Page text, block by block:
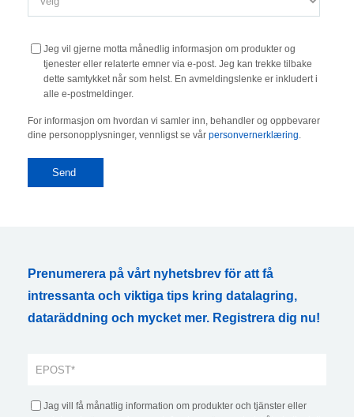
Jeg vil gjerne motta månedlig informasjon om produkter og
tjenester eller relaterte emner via e-post. Jeg kan trekke tilbake
dette samtykket når som helst. En avmeldingslenke er inkludert i
alle e-postmeldinger.
For informasjon om hvordan vi samler inn, behandler og oppbevarer
dine personopplysninger, vennligst se vår personvernerklæring.
Prenumerera på vårt nyhetsbrev för att få
intressanta och viktiga tips kring datalagring,
dataräddning och mycket mer. Registrera dig nu!
Jag vill få månatlig information om produkter och tjänster eller